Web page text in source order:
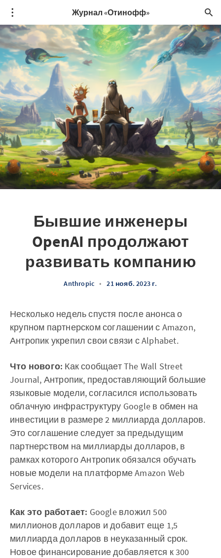
Журнал «Отинофф»
Бывшие инженеры
OpenAI продолжают
развивать компанию
Anthropic • 21 нояб. 2023 г.
Несколько недель спустя после анонса о
крупном партнерском соглашении с Amazon,
Антропик укрепил свои связи с Alphabet.
Что нового: Как сообщает The Wall Street
Journal, Антропик, предоставляющий большие
языковые модели, согласился использовать
облачную инфраструктуру Google в обмен на
инвестиции в размере 2 миллиарда долларов.
Это соглашение следует за предыдущим
партнерством на миллиарды долларов, в
рамках которого Антропик обязался обучать
новые модели на платформе Amazon Web
Services.
Как это работает: Google вложил 500
миллионов долларов и добавит еще 1,5
миллиарда долларов в неуказанный срок.
Новое финансирование добавляется к 300